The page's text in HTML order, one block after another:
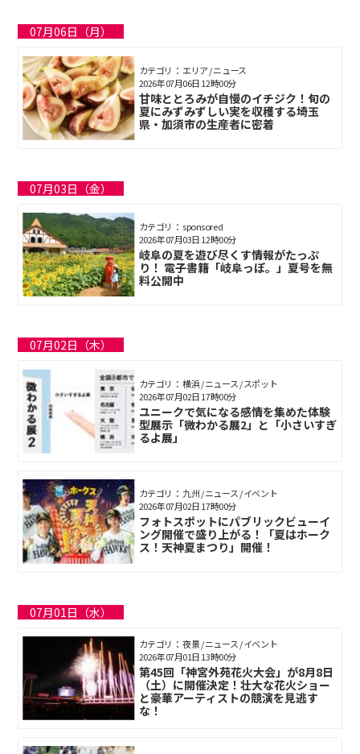
07月06日（月）
カテゴリ： エリア / ニュース
甘味ととろみが自慢のイチジク！旬の
夏にみずみずしい実を収穫する埼玉
県・加須市の生産者に密着
2026年07月06日 12時00分
07月03日（金）
カテゴリ： sponsored
岐阜の夏を遊び尽くす情報がたっぷ
り！ 電子書籍「岐阜っぽ。」夏号を無
料公開中
2026年07月03日 12時00分
07月02日（木）
カテゴリ： 横浜 / ニュース / スポット
ユニークで気になる感情を集めた体験
型展示「微わかる展2」と「小さいすぎ
るよ展」
2026年07月02日 17時00分
カテゴリ： 九州 / ニュース / イベント
フォトスポットにパブリックビューイ
ング開催で盛り上がる！「夏はホーク
ス！天神夏まつり」開催！
2026年07月02日 17時00分
07月01日（水）
カテゴリ： 夜景 / ニュース / イベント
第45回「神宮外苑花火大会」が8月8日
（土）に開催決定！壮大な花火ショー
と豪華アーティストの競演を見逃す
な！
2026年07月01日 13時00分